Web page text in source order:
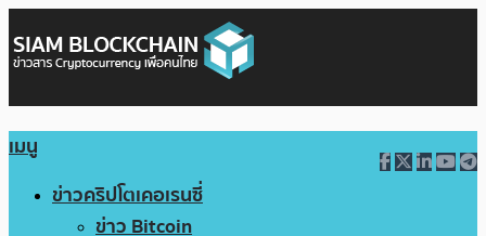
เมนู
ข่าวคริปโตเคอเรนซี่
ข่าว Bitcoin